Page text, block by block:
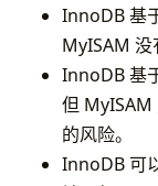
InnoDB 基
MyISAM 没
InnoDB 基
但
的风险。
InnoDB 可